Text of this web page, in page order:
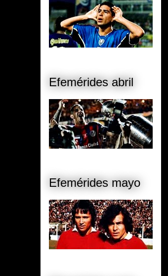
Efemérides abril
Efemérides mayo